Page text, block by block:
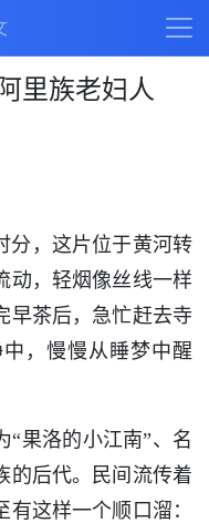
里族老妇人
分，这片位于黄河转
动，轻烟像丝线一样
早茶后，急忙赶去寺
，慢慢从睡梦中醒
“果洛的小江南”、名
的后代。民间流传着
这样一个顺口溜：